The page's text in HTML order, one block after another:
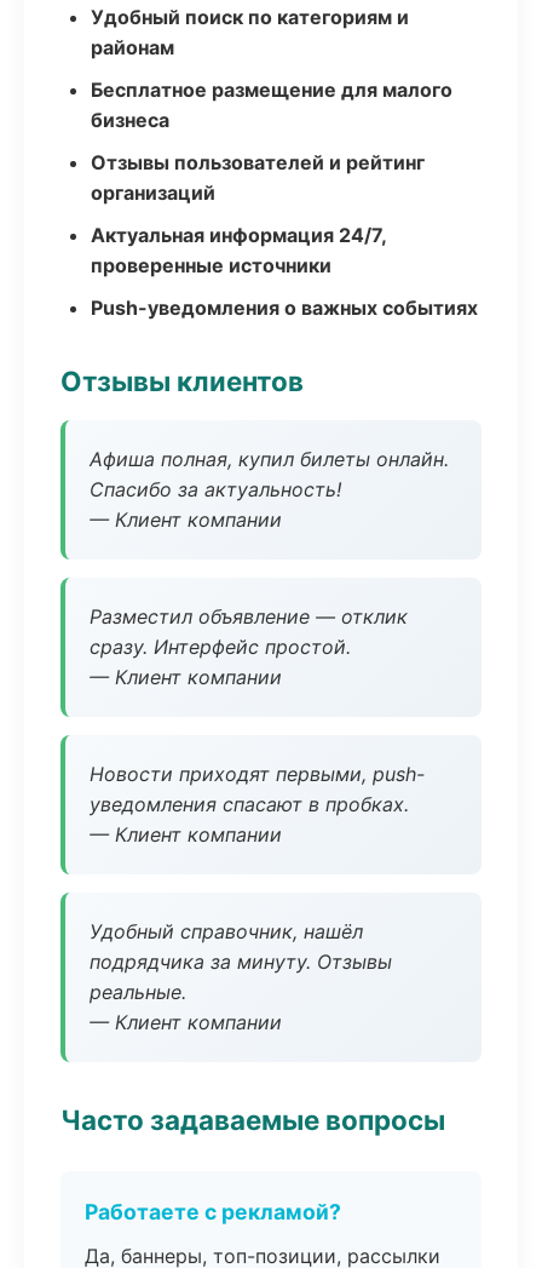
Удобный поиск по категориям и
районам
Бесплатное размещение для малого
бизнеса
Отзывы пользователей и рейтинг
организаций
Актуальная информация 24/7,
проверенные источники
Push-уведомления о важных событиях
Отзывы клиентов
Афиша полная, купил билеты онлайн.
Спасибо за актуальность!
— Клиент компании
Разместил объявление — отклик
сразу. Интерфейс простой.
— Клиент компании
Новости приходят первыми, push-
уведомления спасают в пробках.
— Клиент компании
Удобный справочник, нашёл
подрядчика за минуту. Отзывы
реальные.
— Клиент компании
Часто задаваемые вопросы
Работаете с рекламой?
Да, баннеры, топ-позиции, рассылки